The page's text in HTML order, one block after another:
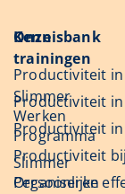
Onze
trainingen
Slimmer
Werken
Programma
Slimmer
Organiseren
Kennisbank
Productiviteit
Productiviteit
Productiviteit
Productiviteit
Persoonlijke